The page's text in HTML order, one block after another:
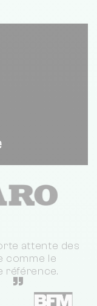
attente des
comme le
référence.
”